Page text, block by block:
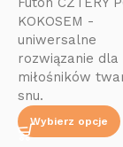
KOKOSEM -
uniwersalne
rozwiązanie dla
miłośników
snu.
Wybierz opcje